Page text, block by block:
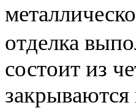
отделка
состоит из